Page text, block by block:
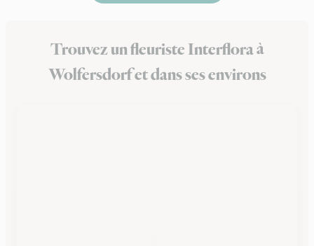
Trouvez un fleuriste Interflora à
Wolfersdorf et dans ses environs